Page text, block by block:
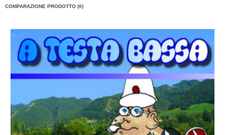
COMPARAZIONE PRODOTTO (0)